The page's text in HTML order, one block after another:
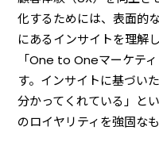
化するためには、表面的
にあるインサイトを理解
「One to Oneマーケテ
す。インサイトに基づい
分かってくれている」と
のロイヤリティを強固な